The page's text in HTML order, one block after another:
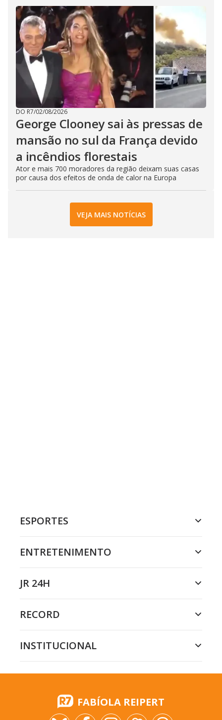
DO R7/02/08/2026
George Clooney sai às pressas de
mansão no sul da França devido
a incêndios florestais
Ator e mais 700 moradores da região deixam suas casas
por causa dos efeitos de onda de calor na Europa
VEJA MAIS NOTÍCIAS
ESPORTES
ENTRETENIMENTO
JR 24H
RECORD
INSTITUCIONAL
FABÍOLA REIPERT